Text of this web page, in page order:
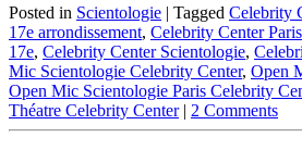
Posted in Scientologie | Tagged Celebrity
17e arrondissement, Celebrity Center Paris
17e, Celebrity Center Scientologie,
Mic Scientologie Celebrity Center, Open
Open Mic Scientologie Paris Celebrity
Théatre Celebrity Center | 2 Comments